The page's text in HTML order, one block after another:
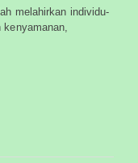
melahirkan individu-